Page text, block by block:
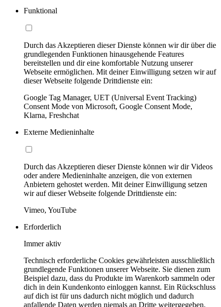
Funktional
Durch das Akzeptieren dieser Dienste können wir dir über die
grundlegenden Funktionen hinausgehende Features
bereitstellen und dir eine komfortable Nutzung unserer
Webseite ermöglichen. Mit deiner Einwilligung setzen wir auf
dieser Webseite folgende Drittdienste ein:
Google Tag Manager, UET (Universal Event Tracking)
Consent Mode von Microsoft, Google Consent Mode,
Klarna, Freshchat
Externe Medieninhalte
Durch das Akzeptieren dieser Dienste können wir dir Videos
oder andere Medieninhalte anzeigen, die von externen
Anbietern gehostet werden. Mit deiner Einwilligung setzen
wir auf dieser Webseite folgende Drittdienste ein:
Vimeo, YouTube
Erforderlich
Immer aktiv
Technisch erforderliche Cookies gewährleisten ausschließlich
grundlegende Funktionen unserer Webseite. Sie dienen zum
Beispiel dazu, dass du Produkte im Warenkorb sammeln oder
dich in dein Kundenkonto einloggen kannst. Ein Rückschluss
auf dich ist für uns dadurch nicht möglich und dadurch
anfallende Daten werden niemals an Dritte weitergegeben.